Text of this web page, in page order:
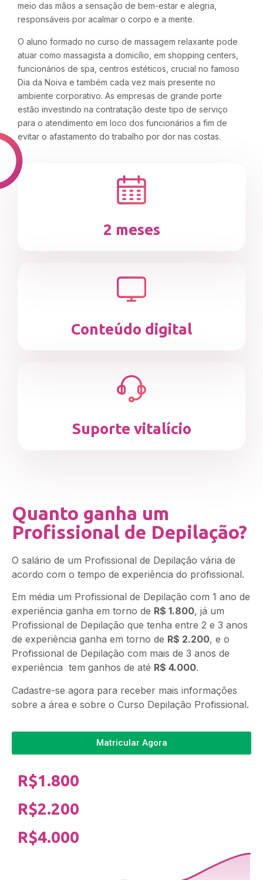
meio das mãos a sensação de bem-estar e alegria,
responsáveis por acalmar o corpo e a mente.
O aluno formado no curso de massagem relaxante pode
atuar como massagista a domicílio, em shopping centers,
funcionários de spa, centros estéticos, crucial no famoso
Dia da Noiva e também cada vez mais presente no
ambiente corporativo. As empresas de grande porte
estão investindo na contratação deste tipo de serviço
para o atendimento em loco dos funcionários a fim de
evitar o afastamento do trabalho por dor nas costas.
2 meses
Conteúdo digital
Suporte vitalício
Quanto ganha um
Profissional de Depilação?
O salário de um Profissional de Depilação vária de
acordo com o tempo de experiência do profissional.
Em média um Profissional de Depilação com 1 ano de
experiência ganha em torno de R$ 1.800, já um
Profissional de Depilação que tenha entre 2 e 3 anos
de experiência ganha em torno de R$ 2.200, e o
Profissional de Depilação com mais de 3 anos de
experiência tem ganhos de até R$ 4.000.
Cadastre-se agora para receber mais informações
sobre a área e sobre o Curso Depilação Profissional.
Matricular Agora
R$1.800
R$2.200
R$4.000